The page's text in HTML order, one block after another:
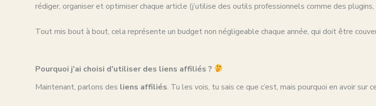
rédiger, organiser et optimiser chaque article (j’utilise des outils professionnels comme des plugins,
Tout mis bout à bout, cela représente un budget non négligeable chaque année, qui doit être
Pourquoi j’ai choisi d’utiliser des liens affiliés ?
Maintenant, parlons des liens affiliés. Tu les vois, tu sais ce que c’est, mais pourquoi en avoir sur